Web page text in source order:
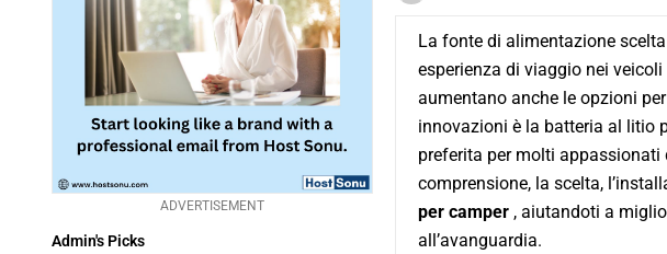
ADVERTISEMENT
Admin's Picks
La fonte di alimentazione
esperienza di viaggio nei
aumentano anche le opzioni
innovazioni è la batteria al litio
preferita per molti appassionati
comprensione, la scelta,
per camper, aiutandoti a
all’avanguardia.